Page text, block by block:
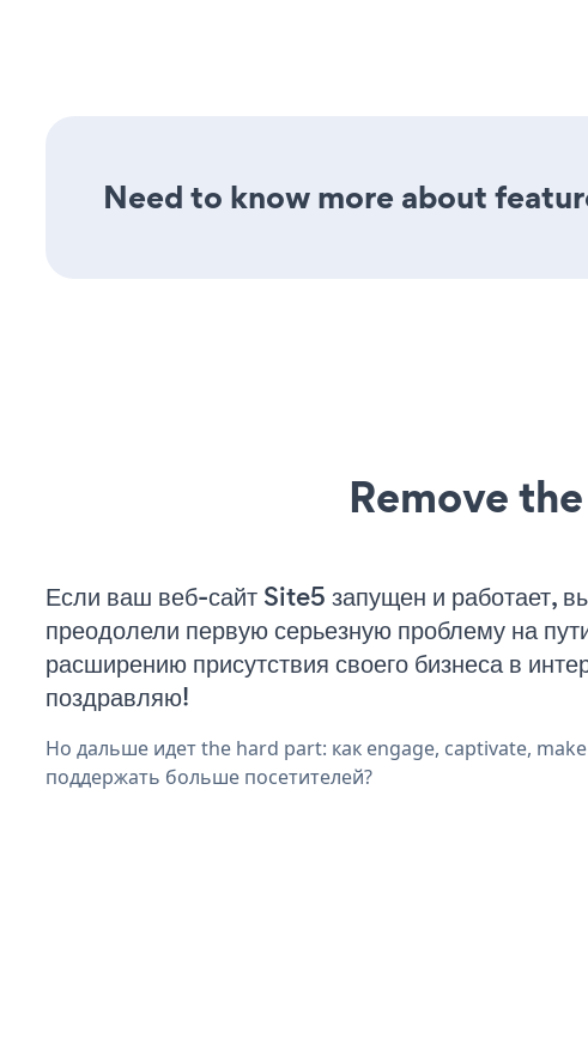
Need to know more about
Remove
Если ваш веб-сайт Site5 запущен и работает,
преодолели первую серьезную проблему на
расширению присутствия своего бизнеса в
поздравляю!
Но дальше идет the hard part: как engage, captivate,
поддержать больше посетителей?